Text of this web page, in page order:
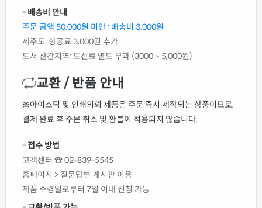
- 배송비 안내
주문 금액 50,000원 미만 : 배송비 3,000원
제주도: 항공료 3,000원 추가
도서 산간지역: 도선료 별도 부과 (3000 ~ 5,000원)
교환 / 반품 안내
※아이스틱 및 인쇄의뢰 제품은 주문 즉시 제작되는 상품이므로,
결제 완료 후 주문 취소 및 환불이 적용되지 않습니다.
- 접수 방법
고객센터 ☎ 02-839-5545
홈페이지 > 질문답변 게시판 이용
제품 수령일로부터 7일 이내 신청 가능